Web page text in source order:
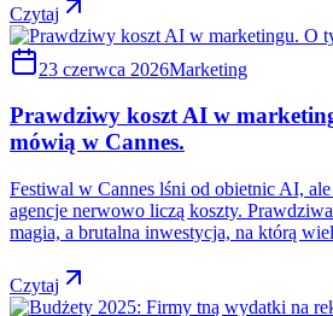
Czytaj
23 czerwca 2026Marketing
Prawdziwy koszt AI w
mówią w Cannes.
Festiwal w Cannes lśni od obietnic AI,
agencje nerwowo liczą koszty.
magia, a brutalna inwestycja, na którą
Czytaj